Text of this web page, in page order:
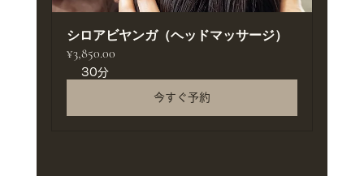
シロアビヤンガ（ヘッドマッサージ）
¥3,850.00
30分
今すぐ予約